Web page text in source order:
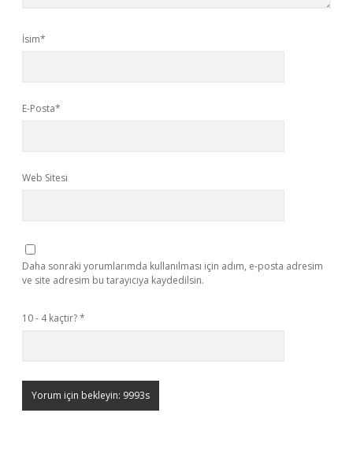
İsim*
E-Posta*
Web Sitesi
Daha sonraki yorumlarımda kullanılması için adım, e-posta adresim
ve site adresim bu tarayıcıya kaydedilsin.
10 - 4 kaçtır?*